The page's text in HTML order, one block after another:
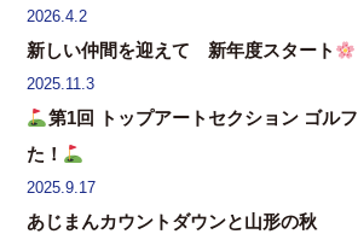
2026.4.2
新しい仲間を迎えて 新年度スタート
2025.11.3
第1回 トップアートセクション ゴル
た！
2025.9.17
あじまんカウントダウンと山形の秋